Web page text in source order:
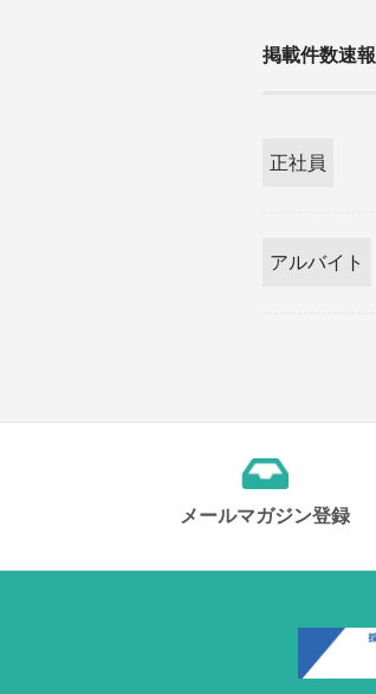
掲載件数速報
正社員
アルバイト
メールマガジン登録